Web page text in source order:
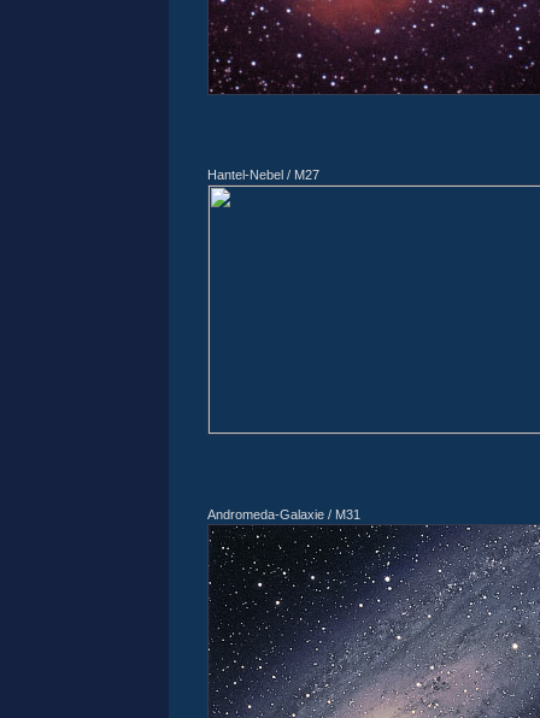
Hantel-Nebel / M27
Andromeda-Galaxie / M31